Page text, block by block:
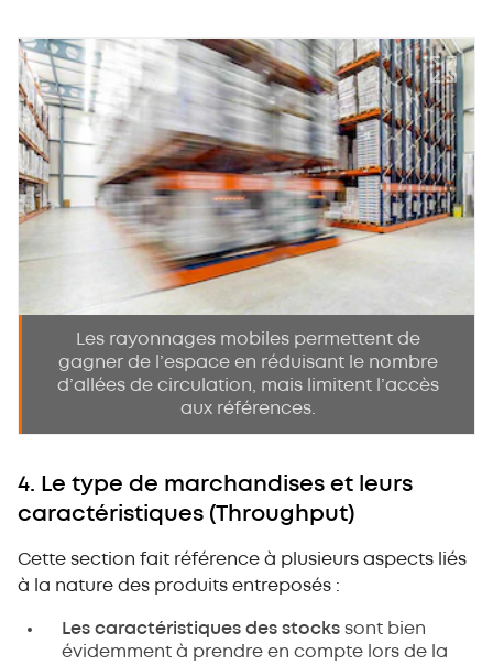
Les rayonnages mobiles permettent de
gagner de l’espace en réduisant le nombre
d’allées de circulation, mais limitent l’accès
aux références.
4. Le type de marchandises et leurs
caractéristiques (Throughput)
Cette section fait référence à plusieurs aspects liés
à la nature des produits entreposés :
Les caractéristiques des stocks sont bien
évidemment à prendre en compte lors de la